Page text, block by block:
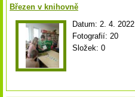
Březen v knihovně
Datum: 2. 4. 2022
Fotografií: 20
Složek: 0